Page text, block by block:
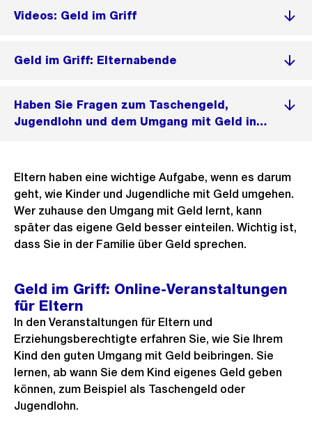
Videos: Geld im Griff
Geld im Griff: Elternabende
Haben Sie Fragen zum Taschengeld,
Jugendlohn und dem Umgang mit Geld in
Eltern haben eine wichtige Aufgabe, wenn es darum
geht, wie Kinder und Jugendliche mit Geld umgehen.
Wer zuhause den Umgang mit Geld lernt, kann
später das eigene Geld besser einteilen. Wichtig ist,
dass Sie in der Familie über Geld sprechen.
Geld im Griff: Online-Veranstaltungen
für Eltern
In den Veranstaltungen für Eltern und
Erziehungsberechtigte erfahren Sie, wie Sie Ihrem
Kind den guten Umgang mit Geld beibringen. Sie
lernen, ab wann Sie dem Kind eigenes Geld geben
können, zum Beispiel als Taschengeld oder
Jugendlohn.